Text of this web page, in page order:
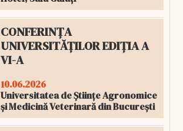
CONFERINȚA
UNIVERSITĂȚILOR EDIȚIA A
VI-A
10.06.2026
Universitatea de Științe Agronomice
și Medicină Veterinară din București